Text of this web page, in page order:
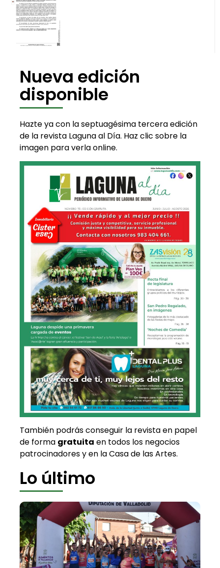
Nueva edición
disponible
Hazte ya con la septuagésima tercera edición
de la revista Laguna al Día. Haz clic sobre la
imagen para verla online.
También podrás conseguir la revista en papel
de forma gratuita en todos los negocios
patrocinadores y en la Casa de las Artes.
Lo último